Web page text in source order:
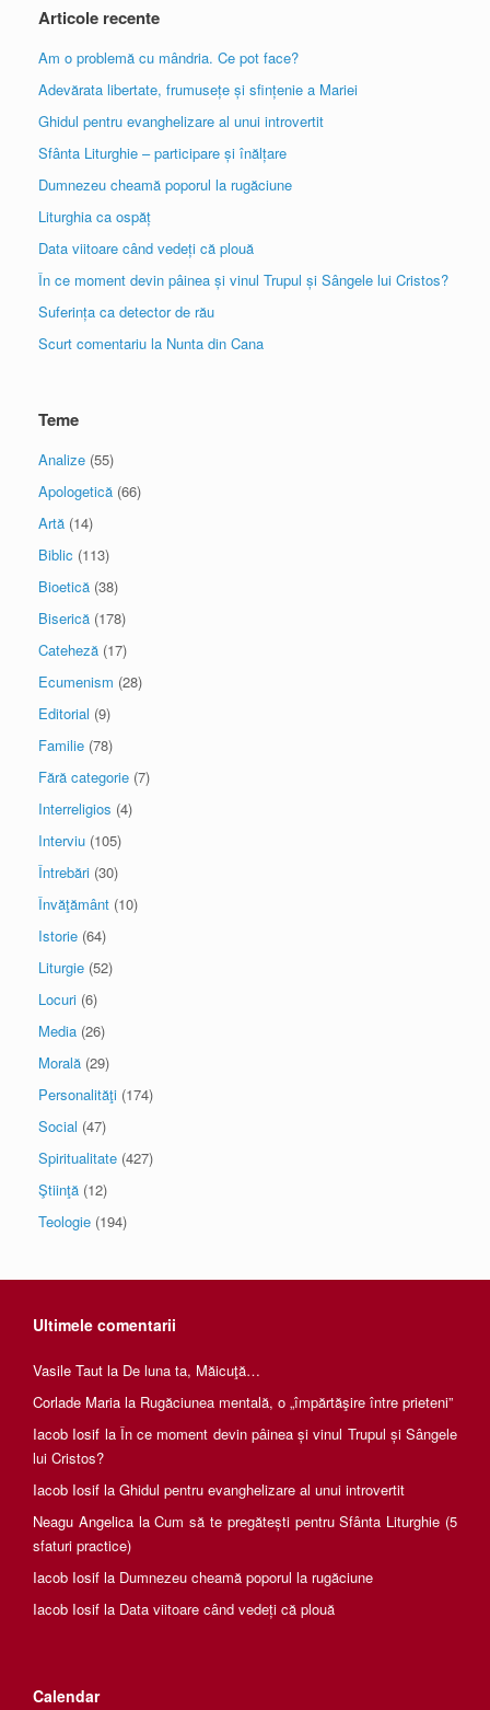
Articole recente
Am o problemă cu mândria. Ce pot face?
Adevărata libertate, frumusețe și sfințenie a Mariei
Ghidul pentru evanghelizare al unui introvertit
Sfânta Liturghie – participare și înălțare
Dumnezeu cheamă poporul la rugăciune
Liturghia ca ospăț
Data viitoare când vedeți că plouă
În ce moment devin pâinea și vinul Trupul și Sângele lui Cristos?
Suferința ca detector de rău
Scurt comentariu la Nunta din Cana
Teme
Analize (55)
Apologetică (66)
Artă (14)
Biblic (113)
Bioetică (38)
Biserică (178)
Cateheză (17)
Ecumenism (28)
Editorial (9)
Familie (78)
Fără categorie (7)
Interreligios (4)
Interviu (105)
Întrebări (30)
Învăţământ (10)
Istorie (64)
Liturgie (52)
Locuri (6)
Media (26)
Morală (29)
Personalităţi (174)
Social (47)
Spiritualitate (427)
Ştiinţă (12)
Teologie (194)
Ultimele comentarii
Vasile Taut la De luna ta, Măicuţă…
Corlade Maria la Rugăciunea mentală, o „împărtăşire între prieteni”
Iacob Iosif la În ce moment devin pâinea și vinul Trupul și Sângele
lui Cristos?
Iacob Iosif la Ghidul pentru evanghelizare al unui introvertit
Neagu AngelicalaCum să te pregătești pentru Sfânta Liturghie (5
sfaturi practice)
Iacob Iosif la Dumnezeu cheamă poporul la rugăciune
Iacob Iosif la Data viitoare când vedeți că plouă
Calendar